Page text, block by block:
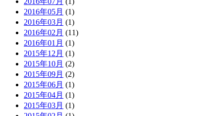
2016年05月 (1)
2016年03月 (1)
2016年02月 (11)
2016年01月 (1)
2015年12月 (1)
2015年10月 (2)
2015年09月 (2)
2015年06月 (1)
2015年04月 (1)
2015年03月 (1)